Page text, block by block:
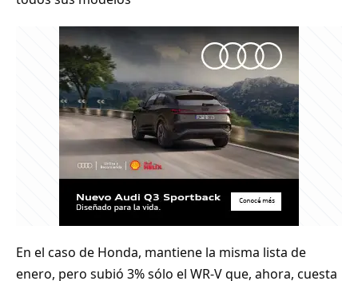
En el caso de Honda, mantiene la misma lista de
enero, pero subió 3% sólo el WR-V que, ahora, cuesta